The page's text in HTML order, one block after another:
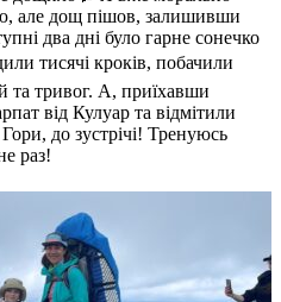
але дощ пішов, залишивши
два дні було гарне сонечко
тисячі кроків, побачили
та тривог. А, приїхавши
від Кулуар та відмітили
до зустрічі! Тренуюсь
раз!